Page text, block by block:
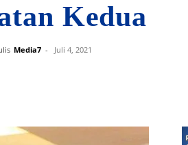
Kedua
Media7 - Juli 4, 2021